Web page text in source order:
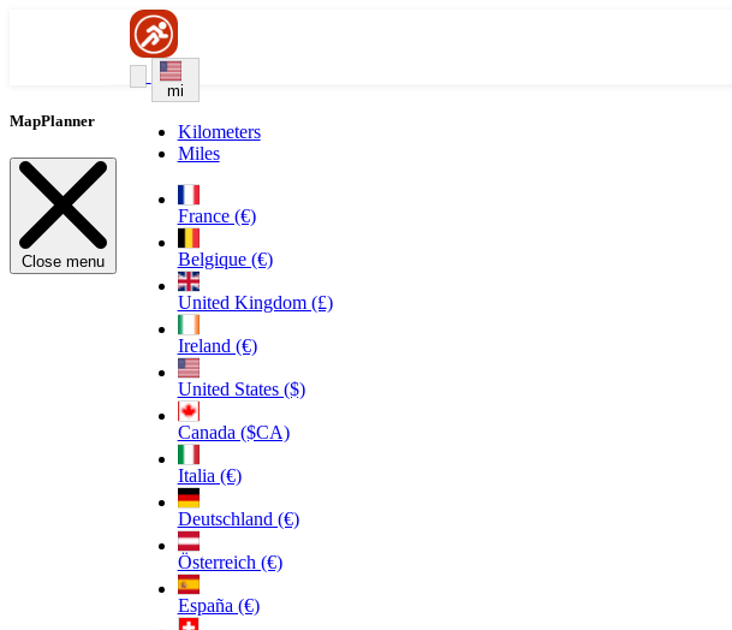
mi
Kilometers
Miles
France (€)
Belgique (€)
United Kingdom (£)
Ireland (€)
United States ($)
Canada ($CA)
Italia (€)
Deutschland (€)
Österreich (€)
España (€)
MapPlanner
Close menu